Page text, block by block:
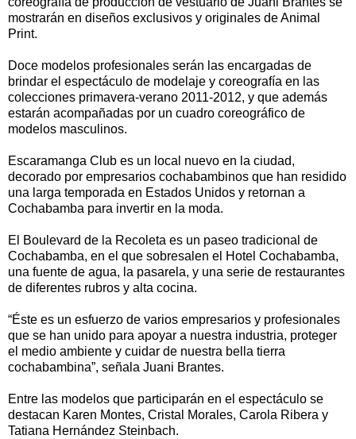
mostrarán en diseños exclusivos y originales de Animal
Print.
Doce modelos profesionales serán las encargadas de
brindar el espectáculo de modelaje y coreografía en las
colecciones primavera-verano 2011-2012, y que además
estarán acompañadas por un cuadro coreográfico de
modelos masculinos.
Escaramanga Club es un local nuevo en la ciudad,
decorado por empresarios cochabambinos que han residido
una larga temporada en Estados Unidos y retornan a
Cochabamba para invertir en la moda.
El Boulevard de la Recoleta es un paseo tradicional de
Cochabamba, en el que sobresalen el Hotel Cochabamba,
una fuente de agua, la pasarela, y una serie de restaurantes
de diferentes rubros y alta cocina.
“Éste es un esfuerzo de varios empresarios y profesionales
que se han unido para apoyar a nuestra industria, proteger
el medio ambiente y cuidar de nuestra bella tierra
cochabambina”, señala Juani Brantes.
Entre las modelos que participarán en el espectáculo se
destacan Karen Montes, Cristal Morales, Carola Ribera y
Tatiana Hernández Steinbach.